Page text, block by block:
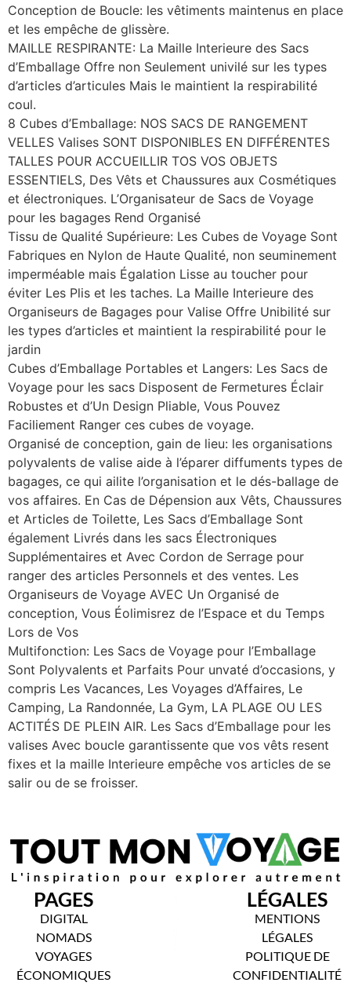
Conception de Boucle: les vêtiments maintenus en place
et les empêche de glissère.
MAILLE RESPIRANTE: La Maille Interieure des Sacs
d’Emballage Offre non Seulement univilé sur les types
d’articles d’articules Mais le maintient la respirabilité
coul.
8 Cubes d’Emballage: NOS SACS DE RANGEMENT
VELLES Valises SONT DISPONIBLES EN DIFFÉRENTES
TALLES POUR ACCUEILLIR TOS VOS OBJETS
ESSENTIELS, Des Vêts et Chaussures aux Cosmétiques
et électroniques. L’Organisateur de Sacs de Voyage
pour les bagages Rend Organisé
Tissu de Qualité Supérieure: Les Cubes de Voyage Sont
Fabriques en Nylon de Haute Qualité, non seuminement
imperméable mais Égalation Lisse au toucher pour
éviter Les Plis et les taches. La Maille Interieure des
Organiseurs de Bagages pour Valise Offre Unibilité sur
les types d’articles et maintient la respirabilité pour le
jardin
Cubes d’Emballage Portables et Langers: Les Sacs de
Voyage pour les sacs Disposent de Fermetures Éclair
Robustes et d’Un Design Pliable, Vous Pouvez
Faciliement Ranger ces cubes de voyage.
Organisé de conception, gain de lieu: les organisations
polyvalents de valise aide à l’éparer diffuments types de
bagages, ce qui ailite l’organisation et le dés-ballage de
vos affaires. En Cas de Dépension aux Vêts, Chaussures
et Articles de Toilette, Les Sacs d’Emballage Sont
également Livrés dans les sacs Électroniques
Supplémentaires et Avec Cordon de Serrage pour
ranger des articles Personnels et des ventes. Les
Organiseurs de Voyage AVEC Un Organisé de
conception, Vous Éolimisrez de l’Espace et du Temps
Lors de Vos
Multifonction: Les Sacs de Voyage pour l’Emballage
Sont Polyvalents et Parfaits Pour unvaté d’occasions, y
compris Les Vacances, Les Voyages d’Affaires, Le
Camping, La Randonnée, La Gym, LA PLAGE OU LES
ACTITÉS DE PLEIN AIR. Les Sacs d’Emballage pour les
valises Avec boucle garantissente que vos vêts resent
fixes et la maille Interieure empêche vos articles de se
salir ou de se froisser.
PAGES
DIGITAL
NOMADS
VOYAGES
ÉCONOMIQUES
LÉGALES
MENTIONS
LÉGALES
POLITIQUE DE
CONFIDENTIALITÉ